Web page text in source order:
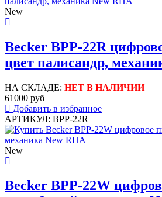
New
Becker BPP-22R
цвет палисандр,
НА СКЛАДЕ: НЕТ В НАЛИЧИИ
61000 руб
Добавить в избранное
АРТИКУЛ: BPP-22R
New
Becker BPP-22W